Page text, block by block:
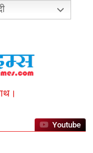
Youtube